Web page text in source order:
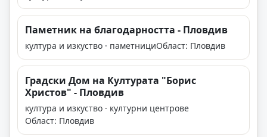
Паметник на благодарността - Пловдив
култура и изкуство · паметнициОбласт: Пловдив
Градски Дом на Културата "Борис
Христов" - Пловдив
култура и изкуство · културни центрове
Област: Пловдив